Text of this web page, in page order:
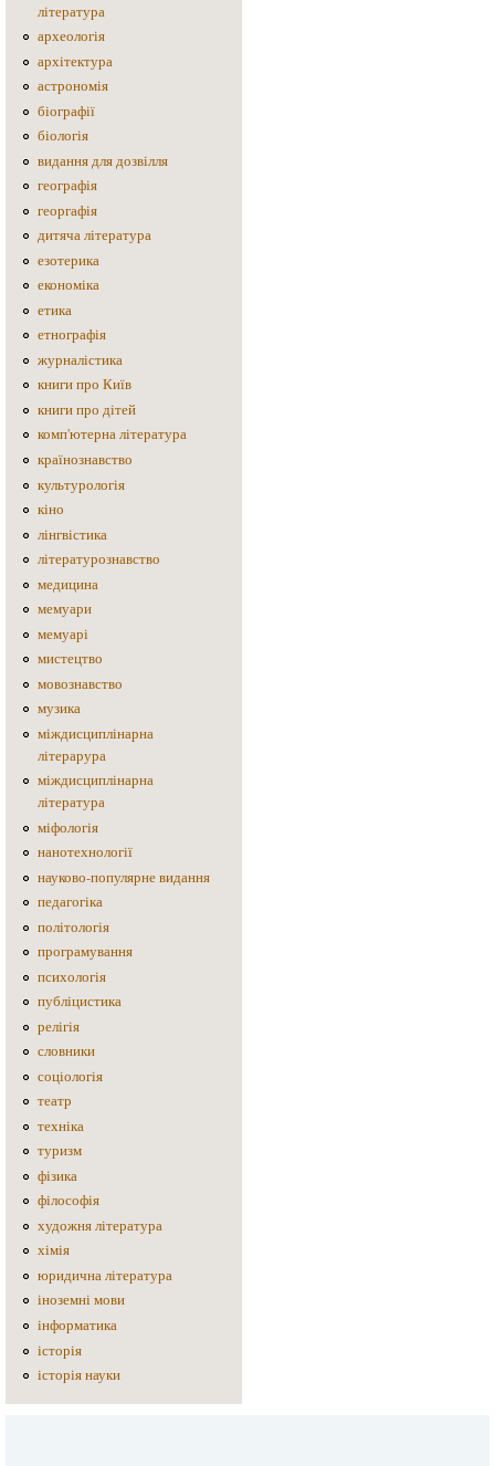
література
археологія
архітектура
астрономія
біографії
біологія
видання для дозвілля
географія
георгафія
дитяча література
езотерика
економіка
етика
етнографія
журналістика
книги про Київ
книги про дітей
комп'ютерна література
країнознавство
культурологія
кіно
лінгвістика
літературознавство
медицина
мемуари
мемуарі
мистецтво
мовознавство
музика
міждисциплінарна
літерарура
міждисциплінарна
література
міфологія
нанотехнології
науково-популярне видання
педагогіка
політологія
програмування
психологія
публіцистика
релігія
словники
соціологія
театр
техніка
туризм
фізика
філософія
художня література
хімія
юридична література
іноземні мови
інформатика
історія
історія науки